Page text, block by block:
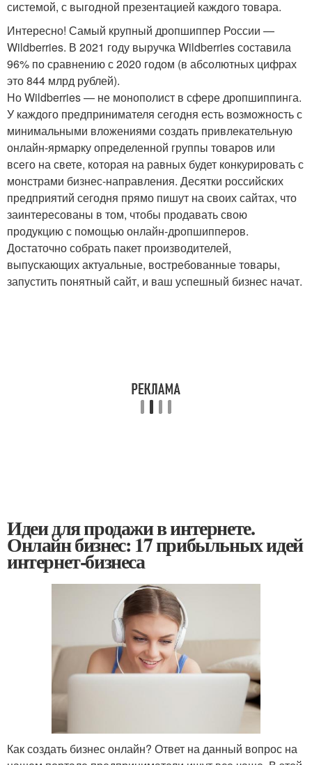
системой, с выгодной презентацией каждого товара.
Интересно! Самый крупный дропшиппер России —
Wildberries. В 2021 году выручка Wildberries составила
96% по сравнению с 2020 годом (в абсолютных цифрах
это 844 млрд рублей).
Но Wildberries — не монополист в сфере дропшиппинга.
У каждого предпринимателя сегодня есть возможность с
минимальными вложениями создать привлекательную
онлайн-ярмарку определенной группы товаров или
всего на свете, которая на равных будет конкурировать с
монстрами бизнес-направления. Десятки российских
предприятий сегодня прямо пишут на своих сайтах, что
заинтересованы в том, чтобы продавать свою
продукцию с помощью онлайн-дропшипперов.
Достаточно собрать пакет производителей,
выпускающих актуальные, востребованные товары,
запустить понятный сайт, и ваш успешный бизнес начат.
Идеи для продажи в интернете.
Онлайн бизнес: 17 прибыльных идей
интернет-бизнеса
Как создать бизнес онлайн? Ответ на данный вопрос на